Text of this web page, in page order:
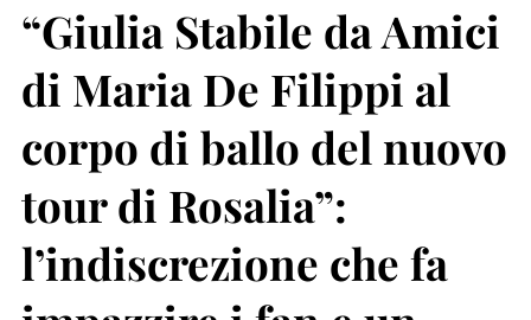
“Giulia Stabile da Amici
di Maria De Filippi al
corpo di ballo del nuovo
tour di Rosalia”:
l’indiscrezione che fa